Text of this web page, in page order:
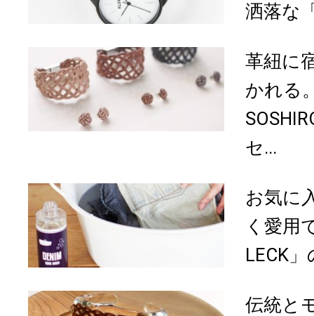
洒落な
革紐に
かれる
セ...
お気に
く愛用
LECK
伝統と